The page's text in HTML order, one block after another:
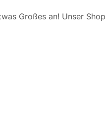
Großes an! Unser